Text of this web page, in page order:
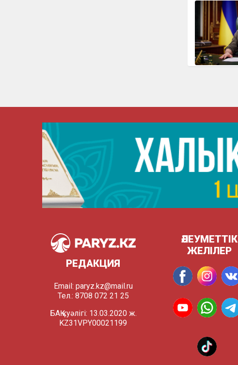
РЕДАКЦИЯ
Email: paryz.kz@mail.ru
Тел.: 8708 072 21 25
БАҚ куәлігі: 13.03.2020 ж.
KZ31VPY00021199
ӘЛЕУМЕТТІК
ЖЕЛІЛЕР